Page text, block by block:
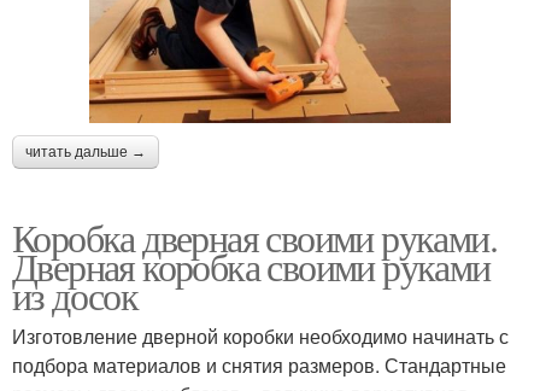
читать дальше →
Коробка дверная своими руками.
Дверная коробка своими руками
из досок
Изготовление дверной коробки необходимо начинать с
подбора материалов и снятия размеров. Стандартные